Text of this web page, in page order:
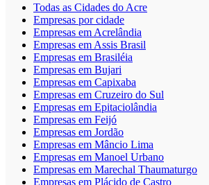
Todas as Cidades do Acre
Empresas por cidade
Empresas em Acrelândia
Empresas em Assis Brasil
Empresas em Brasiléia
Empresas em Bujari
Empresas em Capixaba
Empresas em Cruzeiro do Sul
Empresas em Epitaciolândia
Empresas em Feijó
Empresas em Jordão
Empresas em Mâncio Lima
Empresas em Manoel Urbano
Empresas em Marechal Thaumaturgo
Empresas em Plácido de Castro